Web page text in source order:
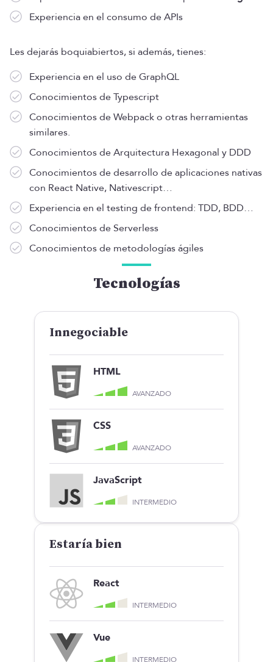
Experiencia en el consumo de APIs
Les dejarás boquiabiertos, si además, tienes:
Experiencia en el uso de GraphQL
Conocimientos de Typescript
Conocimientos de Webpack o otras herramientas
similares.
Conocimientos de Arquitectura Hexagonal y DDD
Conocimientos de desarrollo de aplicaciones nativas
con React Native, Nativescript…
Experiencia en el testing de frontend: TDD, BDD…
Conocimientos de Serverless
Conocimientos de metodologías ágiles
Tecnologías
Innegociable
HTML
AVANZADO
CSS
AVANZADO
JavaScript
INTERMEDIO
Estaría bien
React
INTERMEDIO
Vue
INTERMEDIO